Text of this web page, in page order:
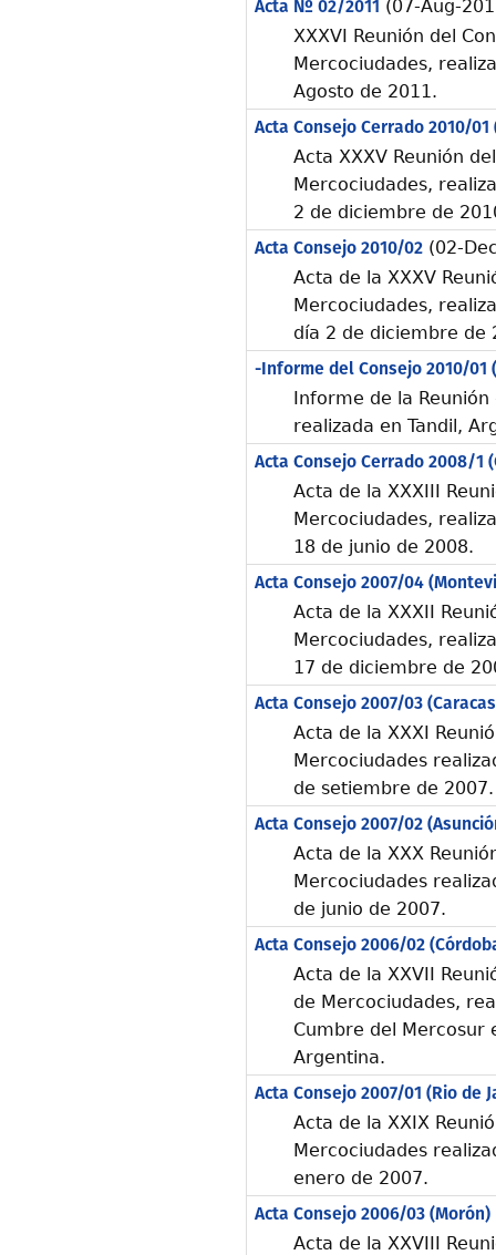
Acta Nº 02/2011 (07-Aug-
XXXVI Reunión del
Mercociudades,
Agosto de 2011.
Acta Consejo Cerrado 2010/
Acta XXXV Reunión
Mercociudades,
2 de diciembre de
Acta Consejo 2010/02(02-
Acta de la XXXV
Mercociudades,
día 2 de diciembre de
-Informe del Consejo 2010/01
Informe de la Reunión
realizada en Tandil,
Acta Consejo Cerrado 2008/1
Acta de la XXXIII
Mercociudades,
18 de junio de 2008.
Acta Consejo 2007/04
Acta de la XXXII
Mercociudades,
17 de diciembre de
Acta Consejo 2007/03
Acta de la XXXI
Mercociudades
de setiembre de 2007.
Acta Consejo 2007/02
Acta de la XXX
Mercociudades
de junio de 2007.
Acta Consejo 2006/02
Acta de la XXVII
de Mercociudades,
Cumbre del Mercosur
Argentina.
Acta Consejo 2007/01 (Rio de
Acta de la XXIX
Mercociudades
enero de 2007.
Acta Consejo 2006/03 (Morón)
Acta de la XXVIII